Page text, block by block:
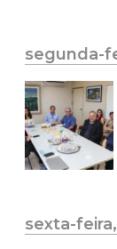
segunda-
sexta-